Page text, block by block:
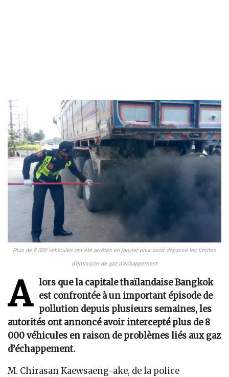
Plus de 8 000 véhicules ont été arrêtés en janvier pour avoir dépassé les limites
d’émission de gaz d’échappement
A
lors que la capitale thaïlandaise Bangkok
est confrontée à un important épisode de
pollution depuis plusieurs semaines, les
autorités ont annoncé avoir intercepté plus de 8
000 véhicules en raison de problèmes liés aux gaz
d’échappement.
M. Chirasan Kaewsaeng-ake, de la police